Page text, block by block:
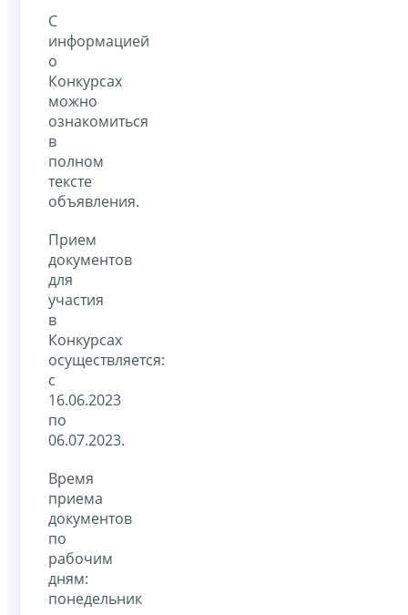
С
информацией
о
Конкурсах
можно
ознакомиться
в
полном
тексте
объявления.
Прием
документов
для
участия
в
Конкурсах
осуществляется:
с
16.06.2023
по
06.07.2023.
Время
приема
документов
по
рабочим
дням:
понедельник